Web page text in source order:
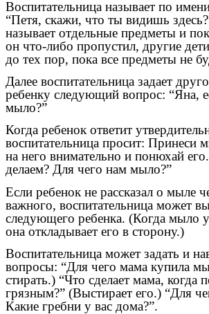
Воспитательница называет по
“Петя, скажи, что ты видишь
называет отдельные предметы и
он что-либо пропустил, другие
до тех пор, пока все предметы не
Далее воспитательница задает
ребенку следующий вопрос: “Яна,
мыло?”
Когда ребенок ответит
воспитательница просит: Принеси
на него внимательно и понюхай
делаем? Для чего нам мыло?”
Если ребенок не рассказал о мыле
важного, воспитательница может
следующего ребенка. (Когда мыло
она откладывает его в сторону.)
Воспитательница может задать и
вопросы: “Для чего мама купила
стирать.) “Что сделает мама, когда
грязным?” (Выстирает его.) “Для
Какие гребни у вас дома?”.